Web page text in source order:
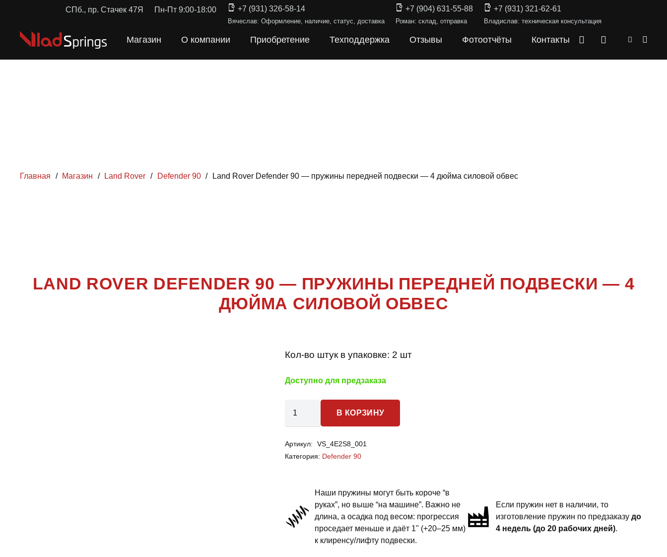
СПб., пр. Стачек 47Я Пн-Пт 9:00-18:00 +7 (931) 326-58-14
Вячеслав: Оформление, наличие, статус, доставка
+7 (904) 631-55-88
Роман: склад, отправка
+7 (931) 321-62-61
Владислав: техническая консультация
Магазин О компании Приобретение Техподдержка Отзывы Фотоотчёты Контакты
Главная / Магазин / Land Rover / Defender 90 / Land Rover Defender 90 — пружины передней подвески — 4 дюйма силовой обвес
DEFENDER 90
LAND ROVER DEFENDER 90 — ПРУЖИНЫ ПЕРЕДНЕЙ ПОДВЕСКИ — 4
ДЮЙМА СИЛОВОЙ ОБВЕС
Кол-во штук в упаковке: 2 шт
Доступно для предзаказа
Rover
Defender
пружины
передней
подвески
В КОРЗИНУ
Артикул:
VS_4E2S8_001
Категория: Defender 90
Наши пружины могут быть короче “в
руках”, но выше “на машине”. Важно не
длина, а осадка под весом: прогрессия
проседает меньше и даёт 1" (+20–25 мм)
к клиренсу/лифту подвески.
Если пружин нет в наличии, то
изготовление пружин по предзаказудо
4 недель (до 20 рабочих дней).